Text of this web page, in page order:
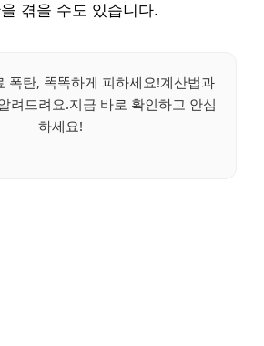
겪을 수도 있습니다.
폭탄, 똑똑하게 피하세요!계산법과
려드려요.지금 바로 확인하고 안심
하세요!